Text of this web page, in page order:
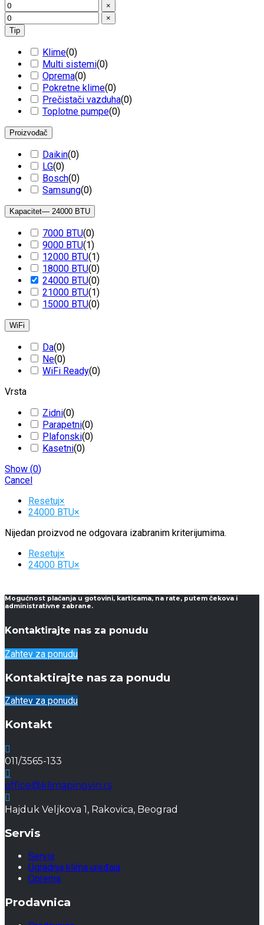
Resetuj×
24000 BTU×
Nijedan proizvod ne odgovara izabranim kriterijumima.
Resetuj×
24000 BTU×
×
×
Tip
Klime(0)
Multi sistemi(0)
Oprema(0)
Pokretne klime(0)
Prečistači vazduha(0)
Toplotne pumpe(0)
Proizvođač
Daikin(0)
LG(0)
Bosch(0)
Samsung(0)
Kapacitet— 24000 BTU
7000 BTU(0)
9000 BTU(1)
12000 BTU(1)
18000 BTU(0)
24000 BTU(0)
21000 BTU(1)
15000 BTU(0)
WiFi
Da(0)
Ne(0)
WiFi Ready(0)
Vrsta
Zidni(0)
Parapetni(0)
Plafonski(0)
Kasetni(0)
Show (0)
Cancel
Mogućnost plaćanja u gotovini, karticama, na rate, putem čekova i
administrativne zabrane.
Kontaktirajte nas za ponudu
Zahtev za ponudu
Kontaktirajte nas za ponudu
Zahtev za ponudu
Kontakt
011/3565-133
office@klimapingvin.rs
Hajduk Veljkova 1, Rakovica, Beograd
Servis
Servis
Ugradnja klima uređaja
Oprema
Prodavnica